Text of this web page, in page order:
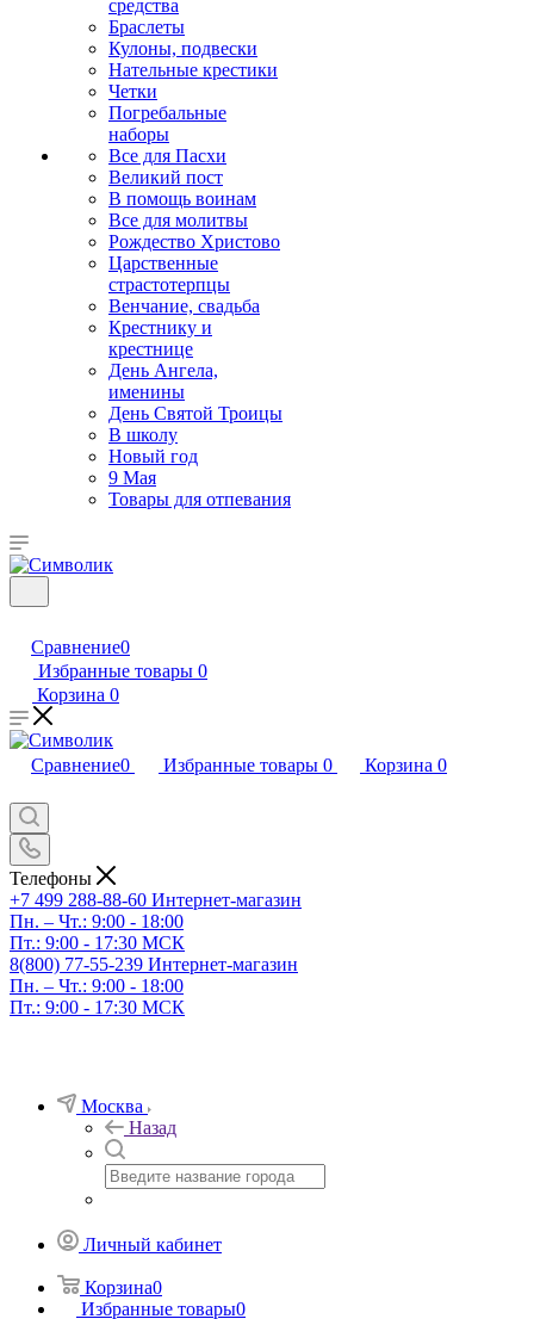
средства
Браслеты
Кулоны, подвески
Нательные крестики
Четки
Погребальные
наборы
Все для Пасхи
Великий пост
В помощь воинам
Все для молитвы
Рождество Христово
Царственные
страстотерпцы
Венчание, свадьба
Крестнику и
крестнице
День Ангела,
именины
День Святой Троицы
В школу
Новый год
9 Мая
Товары для отпевания
Сравнение0
Избранные товары 0
Корзина 0
Сравнение0 Избранные товары 0 Корзина 0
Телефоны
+7 499 288-88-60 Интернет-магазин
Пн. – Чт.: 9:00 - 18:00
Пт.: 9:00 - 17:30 МСК
8(800) 77-55-239 Интернет-магазин
Пн. – Чт.: 9:00 - 18:00
Пт.: 9:00 - 17:30 МСК
Москва
Назад
Личный кабинет
Корзина0
Избранные товары0